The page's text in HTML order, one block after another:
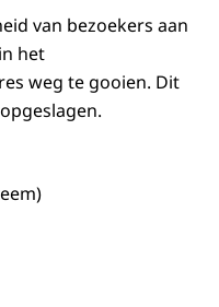
van bezoekers aan
het
weg te gooien. Dit